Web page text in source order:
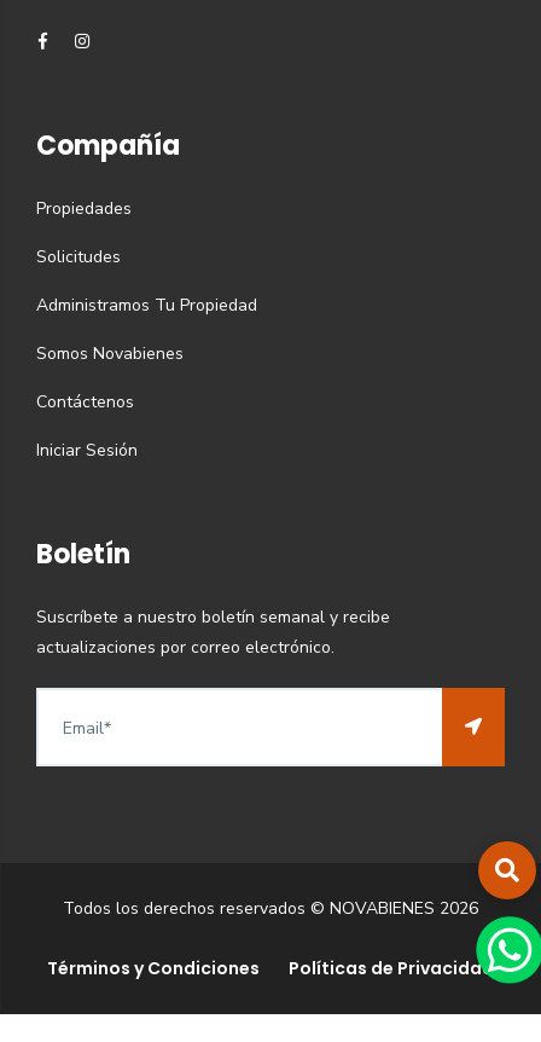
Compañía
Propiedades
Solicitudes
Administramos Tu Propiedad
Somos Novabienes
Contáctenos
Iniciar Sesión
Boletín
Suscríbete a nuestro boletín semanal y recibe
actualizaciones por correo electrónico.
Todos los derechos reservados © NOVABIENES 2026
Términos y Condiciones Políticas de Privacidad